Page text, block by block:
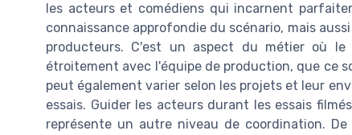
les acteurs et comédiens qui incarnent
connaissance approfondie du scénario, mais
producteurs. C'est un aspect du métier où
étroitement avec l'équipe de production, que ce
peut également varier selon les projets et leur
essais. Guider les acteurs durant les essais
représente un autre niveau de coordination.